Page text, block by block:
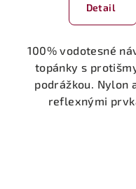
Detail
100% vodotesné
topánky s
podrážkou. Nylon
reflexnými